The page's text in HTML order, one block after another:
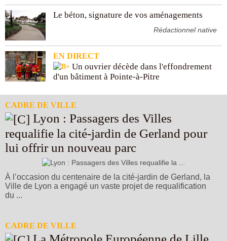
Play
Skip Backward
Unmute
Le béton, signature de vos aménagements
Rédactionnel native
EN DIRECT
Un ouvrier décède dans l'effondrement
d'un bâtiment à Pointe-à-Pitre
CADRE DE VILLE
requalifie la cité-jardin de Gerland pour
lui offrir un nouveau parc
À l’occasion du centenaire de la cité-jardin de Gerland, la
Ville de Lyon a engagé un vaste projet de requalification
du ...
CADRE DE VILLE